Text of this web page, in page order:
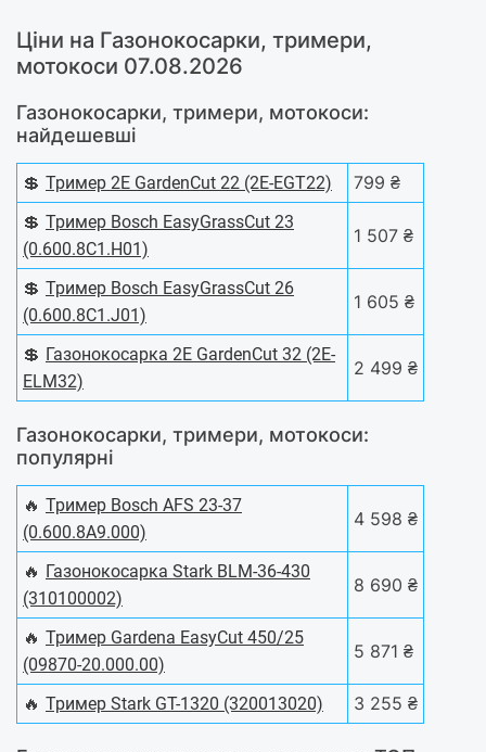
Ціни на Газонокосарки, тримери,
мотокоси 07.08.2026
Газонокосарки, тримери, мотокоси:
найдешевші
💲 Тример 2E GardenCut 22 (2E-EGT22)
799 ₴
💲 Тример Bosch EasyGrassCut 23
(0.600.8C1.H01)
1 507 ₴
💲 Тример Bosch EasyGrassCut 26
(0.600.8C1.J01)
1 605 ₴
💲 Газонокосарка 2E GardenCut 32 (2E-
ELM32)
2 499 ₴
Газонокосарки, тримери, мотокоси:
популярні
🔥 Тример Bosch AFS 23-37
(0.600.8A9.000)
4 598 ₴
🔥 Газонокосарка Stark BLM-36-430
(310100002)
8 690 ₴
🔥 Тример Gardena EasyCut 450/25
(09870-20.000.00)
5 871 ₴
🔥 Тример Stark GT-1320 (320013020) 3 255 ₴